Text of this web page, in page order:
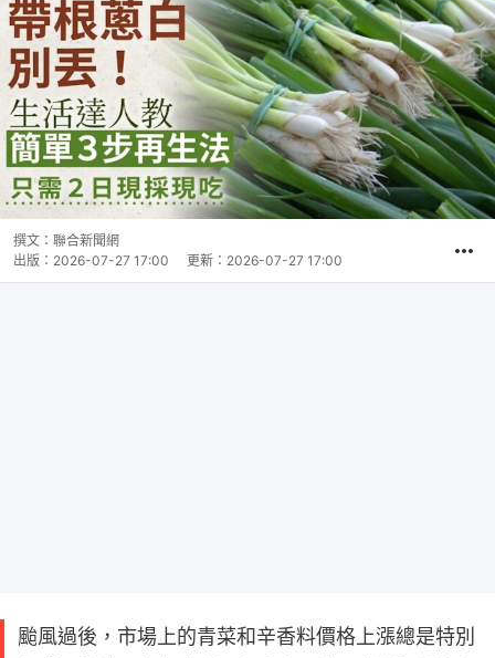
撰文： 聯合新聞網
出版： 2026-07-27 17:00 更新： 2026-07-27 17:00
颱風過後，市場上的青菜和辛香料價格上漲總是特別